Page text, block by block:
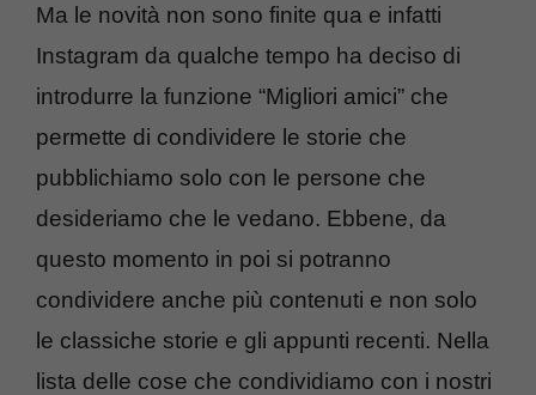
Ma le novità non sono finite qua e infatti
Instagram da qualche tempo ha deciso di
introdurre la funzione “Migliori amici” che
permette di condividere le storie che
pubblichiamo solo con le persone che
desideriamo che le vedano. Ebbene, da
questo momento in poi si potranno
condividere anche più contenuti e non solo
le classiche storie e gli appunti recenti. Nella
lista delle cose che condividiamo con i nostri